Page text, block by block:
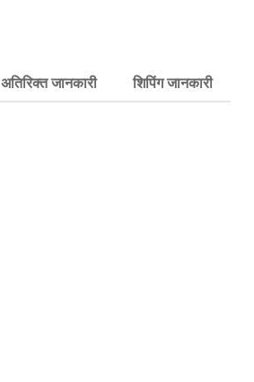
अतिरिक्त जानकारी शिपिंग जानकारी